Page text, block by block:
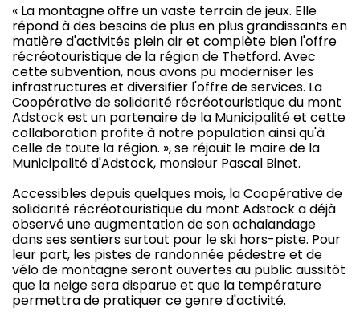
« La montagne offre un vaste terrain de jeux. Elle
répond à des besoins de plus en plus grandissants en
matière d'activités plein air et complète bien l'offre
récréotouristique de la région de Thetford. Avec
cette subvention, nous avons pu moderniser les
infrastructures et diversifier l'offre de services. La
Coopérative de solidarité récréotouristique du mont
Adstock est un partenaire de la Municipalité et cette
collaboration profite à notre population ainsi qu'à
celle de toute la région. », se réjouit le maire de la
Municipalité d'Adstock, monsieur Pascal Binet.
Accessibles depuis quelques mois, la Coopérative de
solidarité récréotouristique du mont Adstock a déjà
observé une augmentation de son achalandage
dans ses sentiers surtout pour le ski hors-piste. Pour
leur part, les pistes de randonnée pédestre et de
vélo de montagne seront ouvertes au public aussitôt
que la neige sera disparue et que la température
permettra de pratiquer ce genre d'activité.